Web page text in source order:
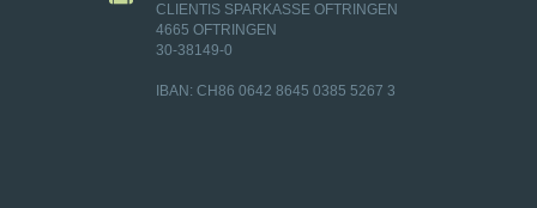
CLIENTIS SPARKASSE OFTRINGEN
4665 OFTRINGEN
30-38149-0
IBAN: CH86 0642 8645 0385 5267 3